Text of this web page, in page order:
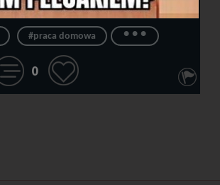
#praca domowa ...
0